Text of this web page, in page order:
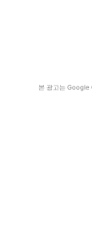
본 광고는 Google